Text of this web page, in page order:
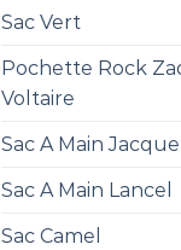
Sac Vert
Pochette Rock
Voltaire
Sac A Main
Sac A Main Lancel
Sac Camel